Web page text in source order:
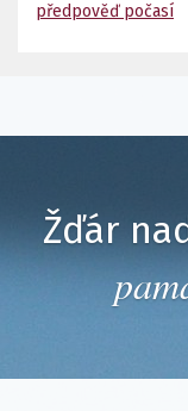
předpověď počasí
Žďár